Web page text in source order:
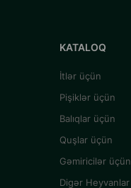
KATALOQ
İtlər üçün
Pişiklər üçün
Balıqlar üçün
Quşlar üçün
Gəmiricilər üçün
Digər Heyvanlar